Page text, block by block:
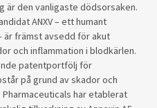
är den vanligaste dödsorsaken.
ANXV – ett humant
är främst avsedd för akut
och inflammation i blodkärlen.
patentportfölj för
på grund av skador och
Pharmaceuticals har etablerat